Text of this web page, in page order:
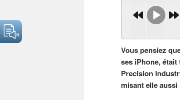
Vous pensiez
ses iPhone,
Precision
misant elle